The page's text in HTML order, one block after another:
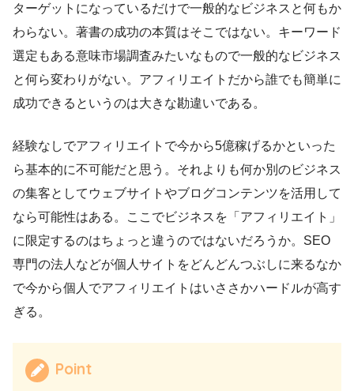
ターゲットになっているだけで一般的なビジネスと何もか
わらない。著書の成功の本質はそこではない。キーワード
選定もある意味市場調査みたいなもので一般的なビジネス
と何ら変わりがない。アフィリエイトだから誰でも簡単に
成功できるというのは大きな勘違いである。
経験なしでアフィリエイトで今から5億稼げるかといった
ら基本的に不可能だと思う。それよりも何か別のビジネス
の集客としてウェブサイトやブログコンテンツを活用して
なら可能性はある。ここでビジネスを「アフィリエイト」
に限定するのはちょっと違うのではないだろうか。SEO
専門の法人などが個人サイトをどんどんつぶしに来るなか
で今から個人でアフィリエイトはいささかハードルが高す
ぎる。
Point